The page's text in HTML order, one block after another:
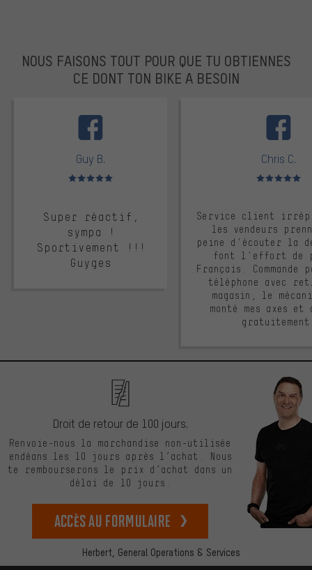
NOUS FAISONS TOUT POUR QUE TU OBTIENNES
CE DONT TON BIKE A BESOIN
Guy B.
Note moyenne : 5 sur 5
Super réactif,
sympa !
Sportivement !!!
Guyges
Chris C.
Note moyenne :
Service client
les vendeurs
peine d'écouter la
font l'effort de
Français. Commande
téléphone avec
magasin, le
monté mes axes et
Herbert, General Operations & Services
Droit de retour de 100 jours.
Renvoie-nous la marchandise non-utilisée
endéans les 10 jours après l’achat. Nous
te rembourserons le prix d’achat dans un
délai de 10 jours.
Accès au formulaire